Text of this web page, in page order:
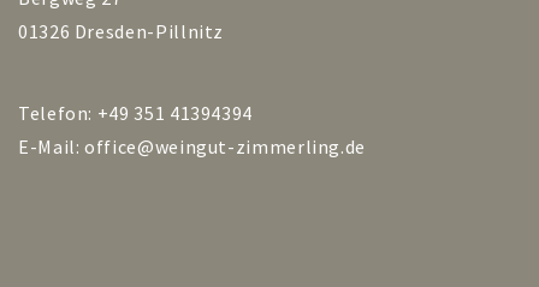
01326 Dresden-Pillnitz
Telefon: +49 351 41394394
E-Mail:office@weingut-zimmerling.de